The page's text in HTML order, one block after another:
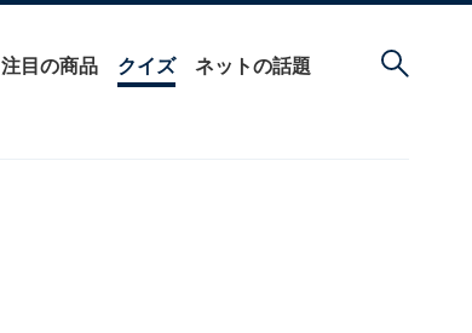
注目の商品 クイズ ネットの話題